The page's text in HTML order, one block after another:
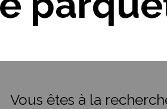
Vous êtes à la